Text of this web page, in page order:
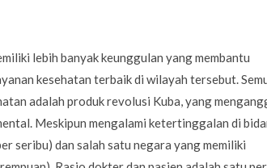
lebih banyak keunggulan yang membantu
kesehatan terbaik di wilayah tersebut.
adalah produk revolusi Kuba, yang
Meskipun mengalami ketertinggalan di
seribu) dan salah satu negara yang memiliki